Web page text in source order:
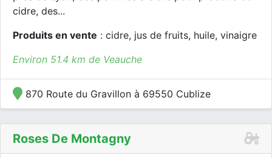
cidre, des...
Produits en vente : cidre, jus de fruits, huile, vinaigre
Environ 51.4 km de Veauche
870 Route du Gravillon à 69550 Cublize
Roses De Montagny